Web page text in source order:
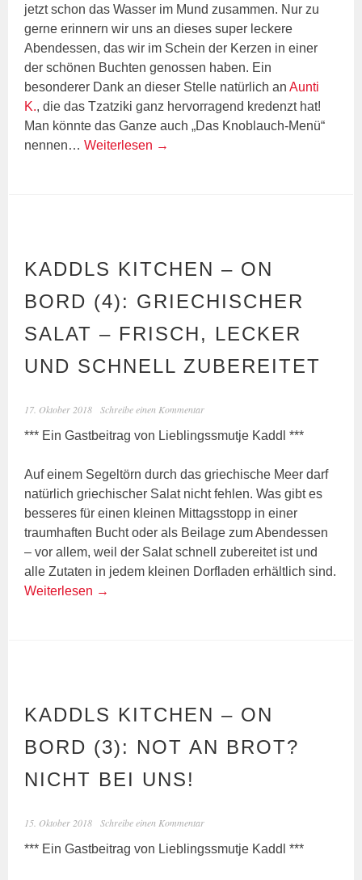
jetzt schon das Wasser im Mund zusammen. Nur zu
gerne erinnern wir uns an dieses super leckere
Abendessen, das wir im Schein der Kerzen in einer
der schönen Buchten genossen haben. Ein
besonderer Dank an dieser Stelle natürlich anAunti
K., die das Tzatziki ganz hervorragend kredenzt hat!
Man könnte das Ganze auch „Das Knoblauch-Menü“
nennen…Weiterlesen →
KADDLS KITCHEN – ON
BORD (4): GRIECHISCHER
SALAT – FRISCH, LECKER
UND SCHNELL ZUBEREITET
17. Oktober 2018 Schreibe einen Kommentar
*** Ein Gastbeitrag von Lieblingssmutje Kaddl ***
Auf einem Segeltörn durch das griechische Meer darf
natürlich griechischer Salat nicht fehlen. Was gibt es
besseres für einen kleinen Mittagsstopp in einer
traumhaften Bucht oder als Beilage zum Abendessen
– vor allem, weil der Salat schnell zubereitet ist und
alle Zutaten in jedem kleinen Dorfladen erhältlich sind.
Weiterlesen →
KADDLS KITCHEN – ON
BORD (3): NOT AN BROT?
NICHT BEI UNS!
15. Oktober 2018 Schreibe einen Kommentar
*** Ein Gastbeitrag von Lieblingssmutje Kaddl ***